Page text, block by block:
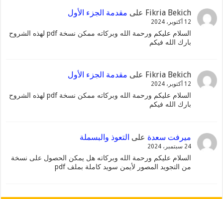
Fikria Bekichعلى مقدمة الجزء الأول
12 أكتوبر، 2024
السلام عليكم ورحمة الله وبركاته ممكن نسخة pdf لهذه الشروح
بارك الله فيكم
Fikria Bekich على مقدمة الجزء الأول
12 أكتوبر، 2024
السلام عليكم ورحمة الله وبركاته ممكن نسخة pdf لهذه الشروح
بارك الله فيكم
ميرفت سعدةعلى التعوذ والبسملة
24 سبتمبر، 2024
السلام عليكم ورحمة الله وبركاته هل يمكن الحصول على نسخة
من التجويد المصور لأيمن سويد كاملة بملف pdf